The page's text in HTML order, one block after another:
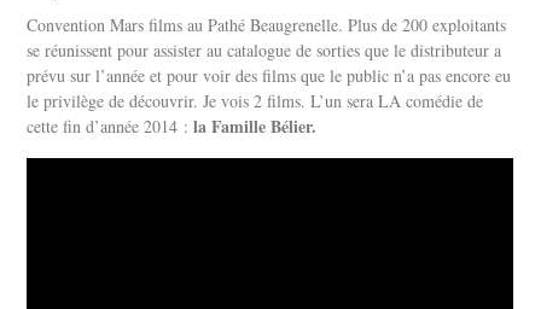
Convention Mars films au Pathé Beaugrenelle. Plus de 200 exploitants
se réunissent pour assister au catalogue de sorties que le distributeur a
prévu sur l’année et pour voir des films que le public n’a pas encore eu
le privilège de découvrir. Je vois 2 films. L’un sera LA comédie de
cette fin d’année 2014 :la Famille Bélier.